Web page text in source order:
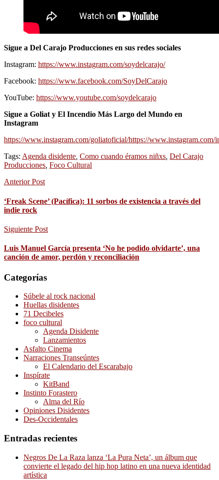
Sigue a Del Carajo Producciones en sus redes sociales
Instagram: https://www.instagram.com/soydelcarajo/
Facebook: https://www.facebook.com/SoyDelCarajo
YouTube: https://www.youtube.com/soydelcarajo
Sigue a Goliat y El Incendio Más Largo del Mundo en
Instagram
https://www.instagram.com/goliatoficial/https://www.instagram.com/
Tags: Agenda disidente, Como cuando éramos niñxs, Del Carajo
Producciones, Foco Cultural
Anterior Post
‘Freak Scene’ (Pacífica): 11 sorbos de existencia a través del
indie rock
Siguiente Post
Luis Manuel García presenta ‘No he podido olvidarte’, una
canción de amor, perdón y reconciliación
Categorías
Súbele al rock nacional
Huellas disidentes
71 Decibeles
foco cultural
Agenda Disidente
Lanzamientos
Asfalto Cinema
Narraciones Transeúntes
El Calendario del Escarabajo
Inspírate
KitBand
Instinto Forastero
Alma del Río
Opiniones Disidentes
Des-Occidentales
Entradas recientes
Negros De La Raza lanza ‘La Pura Neta’, un álbum que
convierte el legado del hip hop latino en una nueva identidad
artística